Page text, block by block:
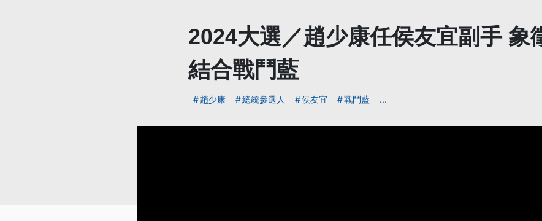
2024大選／趙少康任侯友宜副手 象
結合戰鬥藍
趙少康 總統參選人 侯友宜 戰鬥藍 ...